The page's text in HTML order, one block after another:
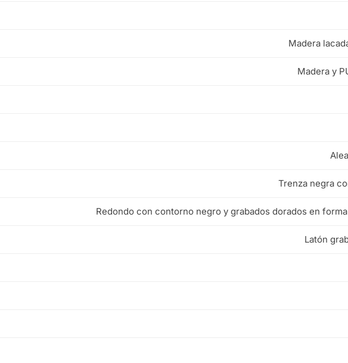
Madera
Madera y
Trenza negra
Redondo con contorno negro y grabados dorados en
Latón